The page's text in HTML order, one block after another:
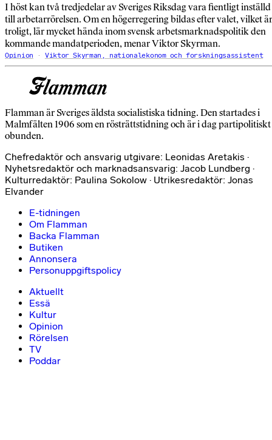
I höst kan två tredjedelar av Sveriges Riksdag vara fientligt inställd
till arbetarrörelsen. Om en högerregering bildas efter valet, vilket är
troligt, lär mycket hända inom svensk arbetsmarknadspolitik den
kommande mandatperioden, menar Viktor Skyrman.
Opinion Viktor Skyrman, nationalekonom och forskningsassistent
Flamman är Sveriges äldsta socialistiska tidning. Den startades i
Malmfälten 1906 som en rösträttstidning och är i dag partipolitiskt
obunden.
Chefredaktör och ansvarig utgivare: Leonidas Aretakis ·
Nyhetsredaktör och marknadsansvarig: Jacob Lundberg ·
Kulturredaktör: Paulina Sokolow · Utrikesredaktör: Jonas
Elvander
E-tidningen
Om Flamman
Backa Flamman
Butiken
Annonsera
Personuppgiftspolicy
Aktuellt
Essä
Kultur
Opinion
Rörelsen
TV
Poddar